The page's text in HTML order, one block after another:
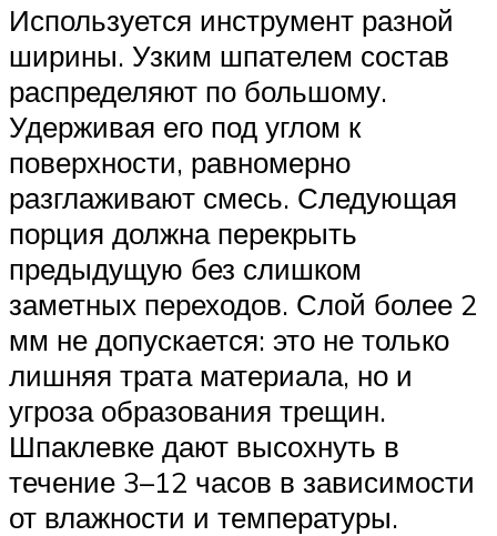
Используется инструмент разной
ширины. Узким шпателем состав
распределяют по большому.
Удерживая его под углом к
поверхности, равномерно
разглаживают смесь. Следующая
порция должна перекрыть
предыдущую без слишком
заметных переходов. Слой более 2
мм не допускается: это не только
лишняя трата материала, но и
угроза образования трещин.
Шпаклевке дают высохнуть в
течение 3–12 часов в зависимости
от влажности и температуры.